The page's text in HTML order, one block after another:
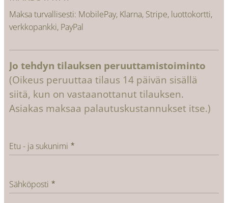
Maksa turvallisesti: MobilePay, Klarna, Stripe, luottokortti,
verkkopankki, PayPal
Jo tehdyn tilauksen peruuttamistoiminto
(Oikeus peruuttaa tilaus 14 päivän sisällä
siitä, kun on vastaanottanut tilauksen.
Asiakas maksaa palautuskustannukset itse.)
Etu - ja sukunimi
Sähköposti